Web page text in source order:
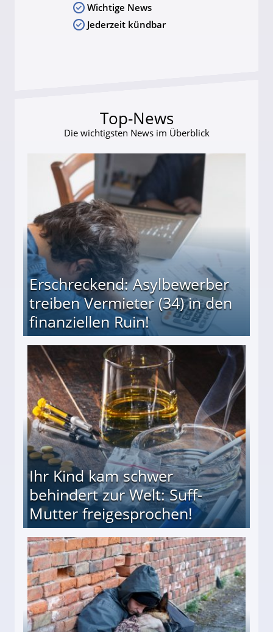
Wichtige News
Jederzeit kündbar
Top-News
Die wichtigsten News im Überblick
Erschreckend: Asylbewerber
treiben Vermieter (34) in den
finanziellen Ruin!
(34) in den finanziellen Ruin!
Ihr Kind kam schwer
behindert zur Welt: Suff-
Mutter freigesprochen!
Mutter freigesprochen!